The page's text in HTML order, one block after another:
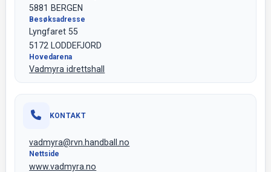
5881 BERGEN
Besøksadresse
Lyngfaret 55
5172 LODDEFJORD
Hovedarena
Vadmyra idrettshall
KONTAKT
vadmyra@rvn.handball.no
Nettside
www.vadmyra.no